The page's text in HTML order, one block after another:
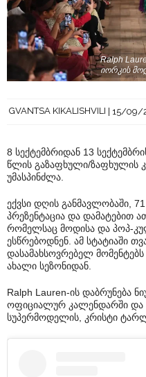
Ralph
იორკის
GVANTSA KIKALISHVILI 15/09/
8 სექტემბრიდან 13
წლის გაზაფხული/ზაფხულის
უმასპინძლა.
ექვსი დღის განმავლობაში,
პრეზენტაცია და დამატებით
რომელსაც მოდისა და პოპ-
ესწრებოდნენ. ამ სტატიაში
დასამახსოვრებელ
ახალი სეზონიდან.
Ralph Lauren-ის დაბრუნება
ოფიციალურ კალენდარში და
სუპერმოდელის, კრისტი